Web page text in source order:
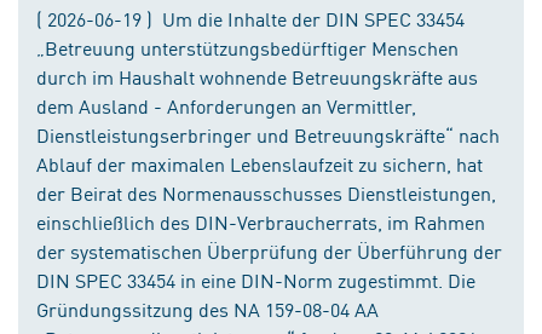
( 2026-06-19 ) Um die Inhalte der DIN SPEC 33454
„Betreuung unterstützungsbedürftiger Menschen
durch im Haushalt wohnende Betreuungskräfte aus
dem Ausland - Anforderungen an Vermittler,
Dienstleistungserbringer und Betreuungskräfte“ nach
Ablauf der maximalen Lebenslaufzeit zu sichern, hat
der Beirat des Normenausschusses Dienstleistungen,
einschließlich des DIN-Verbraucherrats, im Rahmen
der systematischen Überprüfung der Überführung der
DIN SPEC 33454 in eine DIN-Norm zugestimmt. Die
Gründungssitzung des NA 159-08-04 AA